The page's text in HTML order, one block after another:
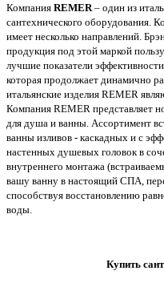
Компания REMER – один из
сантехнического оборудования.
имеет несколько направлений.
продукция под этой маркой
лучшие показатели
которая продолжает динамично
итальянские изделия REMER
Компания REMER представляет
для душа и ванны. Ассортимент
ванны изливов - каскадных и с
настенных душевых головок в
внутреннего монтажа
вашу ванну в настоящий СПА,
способствуя восстановлению
воды.
Купить